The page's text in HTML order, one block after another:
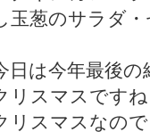
玉葱のサラダ
日は今年最後
リスマスです
リスマスなの